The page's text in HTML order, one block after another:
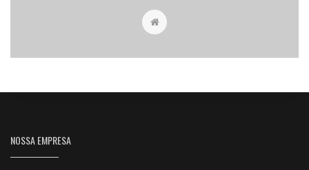
NOSSA EMPRESA